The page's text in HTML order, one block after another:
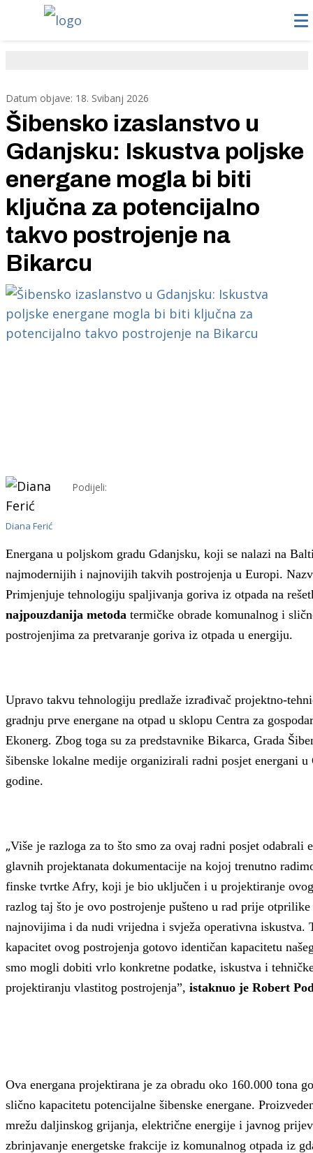
Datum objave: 18. Svibanj 2026
Šibensko izaslanstvo u
Gdanjsku: Iskustva poljske
energane mogla bi biti
ključna za potencijalno
takvo postrojenje na
Bikarcu
Diana Ferić
Podijeli:
Energana u poljskom gradu Gdanjsku, koji se nalazi na
najmodernijih i najnovijih takvih postrojenja u Europi.
Primjenjuje tehnologiju spaljivanja goriva iz otpada na
najpouzdanija metoda termičke obrade komunalnog i
postrojenjima za pretvaranje goriva iz otpada u energiju.
Upravo takvu tehnologiju predlaže izrađivač projektno-
gradnju prve energane na otpad u sklopu Centra za
Ekonerg. Zbog toga su za predstavnike Bikarca, Grada
šibenske lokalne medije organizirali radni posjet energani
godine.
„Više je razloga za to što smo za ovaj radni posjet odabrali
glavnih projektanata dokumentacije na kojoj trenutno
finske tvrtke Afry, koji je bio uključen i u projektiranje
razlog taj što je ovo postrojenje pušteno u rad prije
najnovijima i da nudi vrijedna i svježa operativna iskustva.
kapacitet ovog postrojenja gotovo identičan kapacitetu
smo mogli dobiti vrlo konkretne podatke, iskustva i
projektiranju vlastitog postrojenja”, istaknuo je Robert
Ova energana projektirana je za obradu oko 160.000 tona
slično kapacitetu potencijalne šibenske energane.
mrežu daljinskog grijanja, električne energije i javnog
zbrinjavanje energetske frakcije iz komunalnog otpada iz